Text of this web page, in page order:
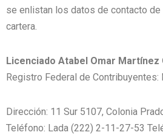
se enlistan los datos de contacto
cartera.
Licenciado Atabel Omar Martínez
Registro Federal de
Dirección: 11 Sur 5107, Colonia
Teléfono: Lada (222) 2-11-27-53